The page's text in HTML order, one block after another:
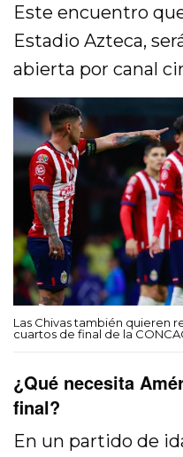
Este encuentro
Estadio Azteca,
abierta por canal
Las Chivas también quieren
cuartos de final de la
¿Qué necesita
final?
En un partido de